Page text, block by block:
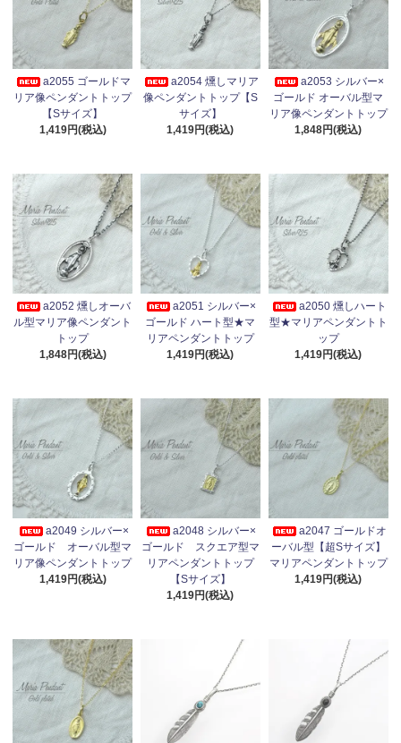
a2055 ゴールドマ
リア像ペンダントトップ
【Sサイズ】
1,419円(税込)
a2054 燻しマリア
像ペンダントトップ【S
サイズ】
1,419円(税込)
a2053 シルバー×
ゴールド オーバル型マ
リア像ペンダントトップ
1,848円(税込)
a2052 燻しオーバ
ル型マリア像ペンダント
トップ
1,848円(税込)
a2051 シルバー×
ゴールド ハート型★マ
リアペンダントトップ
1,419円(税込)
a2050 燻しハート
型★マリアペンダントト
ップ
1,419円(税込)
a2049 シルバー×
ゴールド オーバル型マ
リア像ペンダントトップ
1,419円(税込)
a2048 シルバー×
ゴールド スクエア型マ
リアペンダントトップ
【Sサイズ】
1,419円(税込)
a2047 ゴールドオ
ーバル型【超Sサイズ】
マリアペンダントトップ
1,419円(税込)